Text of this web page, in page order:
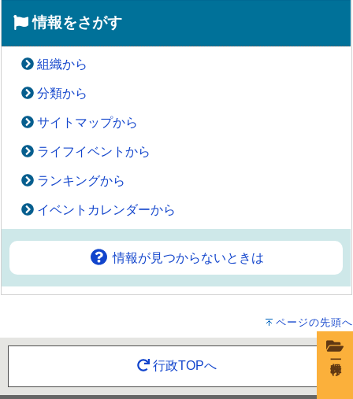
情報をさがす
組織から
分類から
サイトマップから
ライフイベントから
ランキングから
イベントカレンダーから
情報が見つからないときは
ページの先頭へ
行政TOPへ